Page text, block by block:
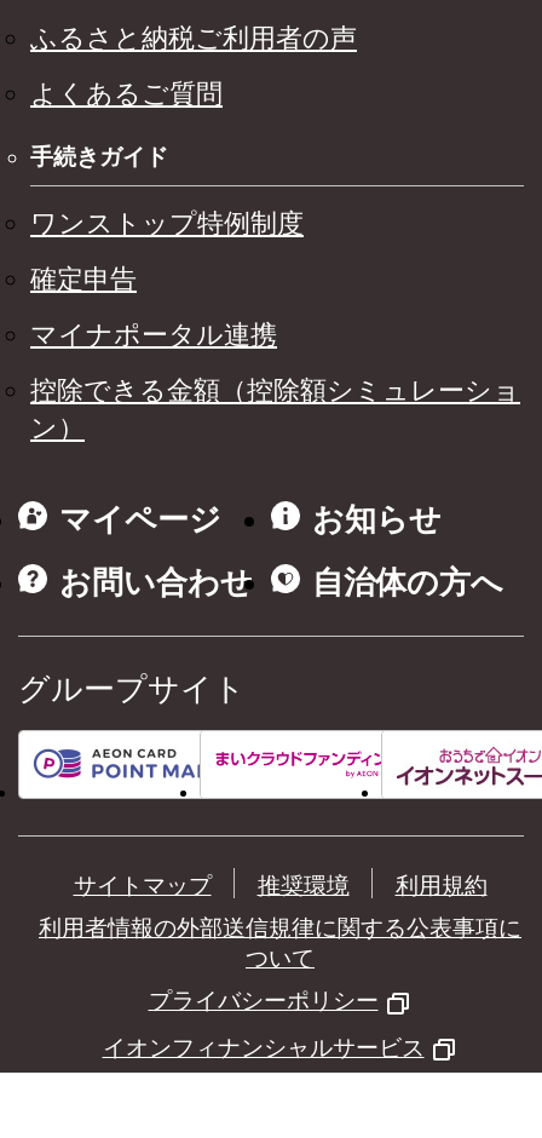
ふるさと納税ご利用者の声
よくあるご質問
手続きガイド
ワンストップ特例制度
確定申告
マイナポータル連携
控除できる金額（控除額シミュレーショ
ン）
マイページ
お知らせ
お問い合わせ
自治体の方へ
グループサイト
サイトマップ 推奨環境
利用規約
利用者情報の外部送信規律に関する公表事項に
ついて
プライバシーポリシー
イオンフィナンシャルサービス